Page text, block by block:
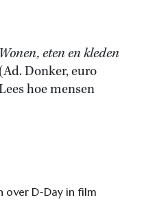
eten en kleden
Donker, euro
hoe mensen
over D-Day in film